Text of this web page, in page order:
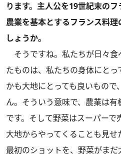
ります。主人公を19世紀末のフ
農業を基本とするフランス料
しょうか。
そうですね。私たちが日々食
たものは、私たちの身体にとっ
かも大地にとっても良いもの
ん。そういう意味で、農業は
です。そして野菜はスーパーで
大地からやってくることも見
最初のショットを、野菜がま